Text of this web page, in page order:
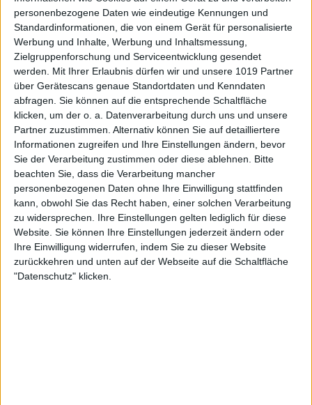
personenbezogene Daten wie eindeutige Kennungen und
Standardinformationen, die von einem Gerät für personalisierte
Werbung und Inhalte, Werbung und Inhaltsmessung,
Zielgruppenforschung und Serviceentwicklung gesendet
werden.
Mit Ihrer Erlaubnis dürfen wir und unsere 1019 Partner
über Gerätescans genaue Standortdaten und Kenndaten
abfragen. Sie können auf die entsprechende Schaltfläche
klicken, um der o. a. Datenverarbeitung durch uns und unsere
Partner zuzustimmen. Alternativ können Sie auf detailliertere
Informationen zugreifen und Ihre Einstellungen ändern, bevor
Sie der Verarbeitung zustimmen oder diese ablehnen.
Bitte
beachten Sie, dass die Verarbeitung mancher
personenbezogenen Daten ohne Ihre Einwilligung stattfinden
kann, obwohl Sie das Recht haben, einer solchen Verarbeitung
zu widersprechen. Ihre Einstellungen gelten lediglich für diese
Website. Sie können Ihre Einstellungen jederzeit ändern oder
Ihre Einwilligung widerrufen, indem Sie zu dieser Website
zurückkehren und unten auf der Webseite auf die Schaltfläche
"Datenschutz" klicken.